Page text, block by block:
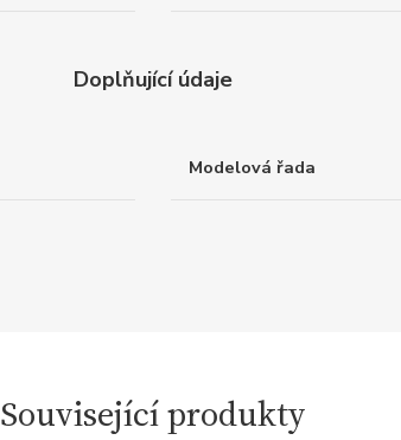
Doplňující údaje
Modelová řada
Související produkty